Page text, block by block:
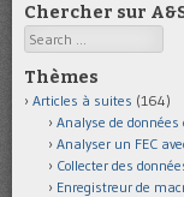
Chercher sur
Search
Thèmes
Articles à suites (164)
Analyse de
Analyser un FEC
Collecter des
Enregistreur de